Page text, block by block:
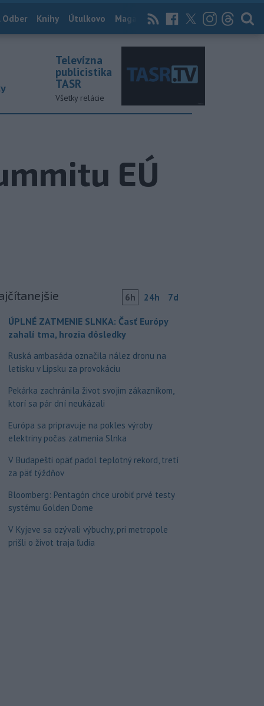
Odber Knihy Útulkovo Magazín News Now Archív
Televízna
publicistika
TASR
Všetky relácie
EÚ
6h 24h 7d
ÚPLNÉ ZATMENIE SLNKA: Časť Európy
zahalí tma, hrozia dôsledky
Ruská ambasáda označila nález dronu na
letisku v Lipsku za provokáciu
Pekárka zachránila život svojim zákazníkom,
ktorí sa pár dní neukázali
Európa sa pripravuje na pokles výroby
elektriny počas zatmenia Slnka
V Budapešti opäť padol teplotný rekord, tretí
za päť týždňov
Bloomberg: Pentagón chce urobiť prvé testy
systému Golden Dome
V Kyjeve sa ozývali výbuchy, pri metropole
prišli o život traja ľudia